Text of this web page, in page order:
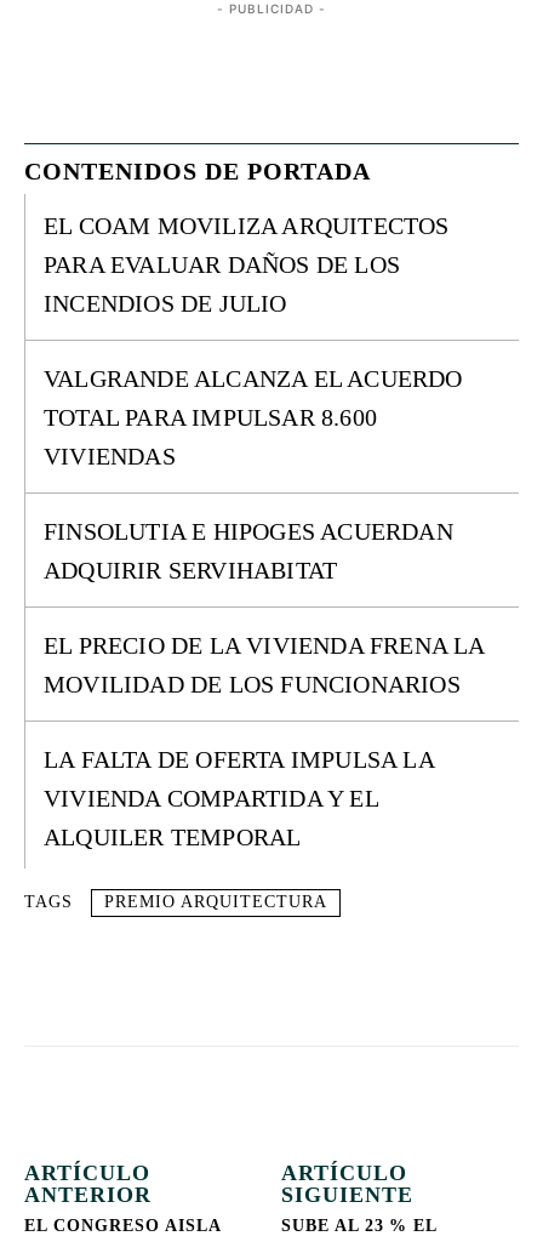
- PUBLICIDAD -
CONTENIDOS DE PORTADA
EL COAM MOVILIZA ARQUITECTOS
PARA EVALUAR DAÑOS DE LOS
INCENDIOS DE JULIO
VALGRANDE ALCANZA EL ACUERDO
TOTAL PARA IMPULSAR 8.600
VIVIENDAS
FINSOLUTIA E HIPOGES ACUERDAN
ADQUIRIR SERVIHABITAT
EL PRECIO DE LA VIVIENDA FRENA LA
MOVILIDAD DE LOS FUNCIONARIOS
LA FALTA DE OFERTA IMPULSA LA
VIVIENDA COMPARTIDA Y EL
ALQUILER TEMPORAL
TAGS PREMIO ARQUITECTURA
ARTÍCULO
ANTERIOR
EL CONGRESO AISLA
ARTÍCULO
SIGUIENTE
SUBE AL 23 % EL